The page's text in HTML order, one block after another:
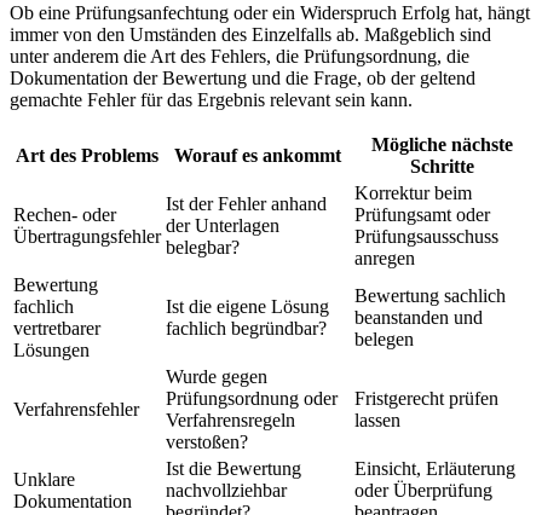
Ob eine Prüfungsanfechtung oder ein Widerspruch Erfolg hat, hängt
immer von den Umständen des Einzelfalls ab. Maßgeblich sind
unter anderem die Art des Fehlers, die Prüfungsordnung, die
Dokumentation der Bewertung und die Frage, ob der geltend
gemachte Fehler für das Ergebnis relevant sein kann.
Art des Problems Worauf es ankommt
Mögliche nächste
Schritte
Rechen- oder
Übertragungsfehler
Ist der Fehler anhand
der Unterlagen
belegbar?
Korrektur beim
Prüfungsamt oder
Prüfungsausschuss
anregen
Bewertung
fachlich
vertretbarer
Lösungen
Ist die eigene Lösung
fachlich begründbar?
Bewertung sachlich
beanstanden und
belegen
Verfahrensfehler
Wurde gegen
Prüfungsordnung oder
Verfahrensregeln
verstoßen?
Fristgerecht prüfen
lassen
Unklare
Dokumentation
Ist die Bewertung
nachvollziehbar
Einsicht, Erläuterung
oder Überprüfung